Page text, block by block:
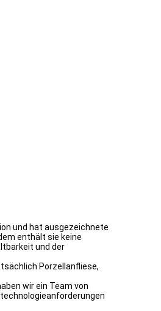
und hat ausgezeichnete
enthält sie keine
und der
Porzellanfliese,
wir ein Team von